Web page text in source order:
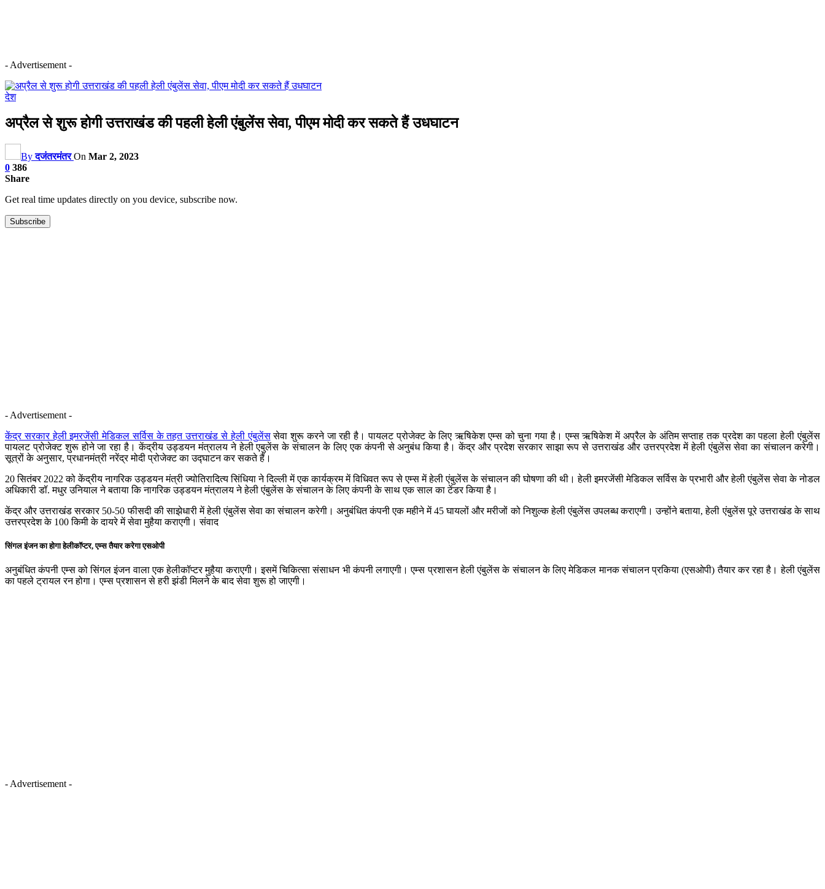
- Advertisement -
देश
अप्रैल से शुरू होगी उत्तराखंड की पहली हेली एंबुलेंस सेवा, पीएम मोदी कर सकते हैं उधघाटन
Byदजंतरमंतर On Mar 2, 2023
0 386
Share
Get real time updates directly on you device, subscribe now.
Subscribe
- Advertisement -
केंद्र सरकार हेली इमरजेंसी मेडिकल सर्विस के तहत उत्तराखंड से हेली एंबुलेंससेवा शुरू करने जा रही है। पायलट प्रोजेक्ट के लिए ऋषिकेश एम्स को चुना गया है। एम्स ऋषिकेश में अप्रैल के अंतिम सप्ताह तक प्रदेश का पहला हेली एंबुलेंस
पायलट प्रोजेक्ट शुरू होने जा रहा है। केंद्रीय उड्डयन मंत्रालय ने हेली एबुलेंस के संचालन के लिए एक कंपनी से अनुबंध किया है। केंद्र और प्रदेश सरकार साझा रूप से उत्तराखंड और उत्तरप्रदेश में हेली एंबुलेंस सेवा का संचालन करेगी।
सूत्रों के अनुसार, प्रधानमंत्री नरेंद्र मोदी प्रोजेक्ट का उद्घाटन कर सकते हैं।
20 सितंबर 2022 को केंद्रीय नागरिक उड्डयन मंत्री ज्योतिरादित्य सिंधिया ने दिल्ली में एक कार्यक्रम में विधिवत रूप से एम्स में हेली एंबुलेंस के संचालन की घोषणा की थी। हेली इमरजेंसी मेडिकल सर्विस के प्रभारी और हेली एंबुलेंस सेवा के नोडल
अधिकारी डॉ. मधुर उनियाल ने बताया कि नागरिक उड्डयन मंत्रालय ने हेली एंबुलेंस के संचालन के लिए कंपनी के साथ एक साल का टेंडर किया है।
केंद्र और उत्तराखंड सरकार 50-50 फीसदी की साझेधारी में हेली एंबुलेंस सेवा का संचालन करेगी। अनुबंधित कंपनी एक महीने में 45 घायलों और मरीजों को निशुल्क हेली एंबुलेंस उपलब्ध कराएगी। उन्होंने बताया, हेली एंबुलेंस पूरे उत्तराखंड के साथ
उत्तरप्रदेश के 100 किमी के दायरे में सेवा मुहैया कराएगी। संवाद
सिंगल इंजन का होगा हेलीकॉप्टर, एम्स तैयार करेगा एसओपी
अनुबंधित कंपनी एम्स को सिंगल इंजन वाला एक हेलीकॉप्टर मुहैया कराएगी। इसमें चिकित्सा संसाधन भी कंपनी लगाएगी। एम्स प्रशासन हेली एंबुलेंस के संचालन के लिए मेडिकल मानक संचालन प्रकिया (एसओपी) तैयार कर रहा है। हेली एंबुलेंस
का पहले ट्रायल रन होगा। एम्स प्रशासन से हरी झंडी मिलने के बाद सेवा शुरू हो जाएगी।
- Advertisement -